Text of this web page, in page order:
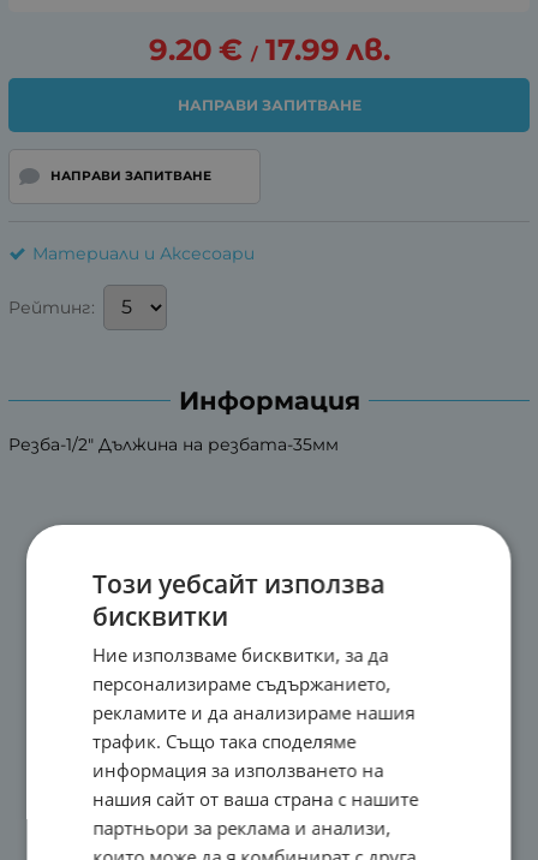
9.20 € / 17.99 лв.
НАПРАВИ ЗАПИТВАНЕ
НАПРАВИ ЗАПИТВАНЕ
Материали и Аксесоари
Рейтинг:
Информация
Резба-1/2" Дължина на резбата-35мм
Този уебсайт използва
бисквитки
Ние използваме бисквитки, за да
персонализираме съдържанието,
рекламите и да анализираме нашия
трафик. Също така споделяме
информация за използването на
нашия сайт от ваша страна с нашите
партньори за реклама и анализи,